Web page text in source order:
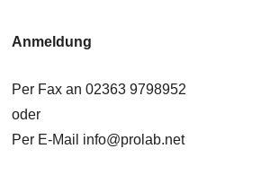
Anmeldung
Per Fax an 02363 9798952
oder
Per E-Mail info@prolab.net